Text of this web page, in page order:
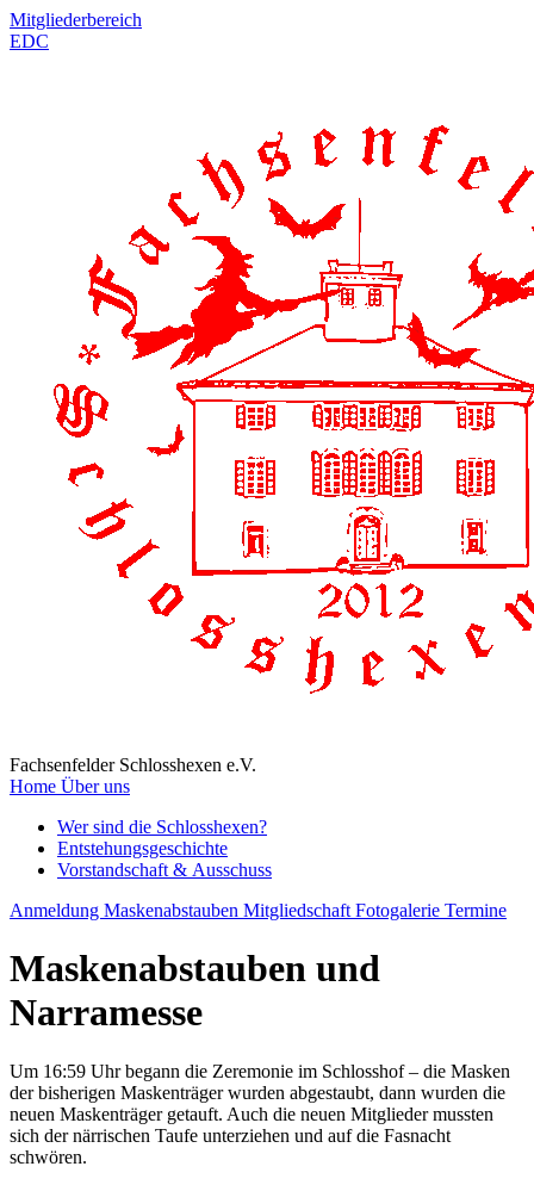
Mitgliederbereich
EDC
Fachsenfelder Schlosshexen e.V.
Home Über uns
Wer sind die Schlosshexen?
Entstehungsgeschichte
Vorstandschaft & Ausschuss
Anmeldung Maskenabstauben Mitgliedschaft Fotogalerie Termine
Maskenabstauben und
Narramesse
Um 16:59 Uhr begann die Zeremonie im Schlosshof – die Masken
der bisherigen Maskenträger wurden abgestaubt, dann wurden die
neuen Maskenträger getauft. Auch die neuen Mitglieder mussten
sich der närrischen Taufe unterziehen und auf die Fasnacht
schwören.